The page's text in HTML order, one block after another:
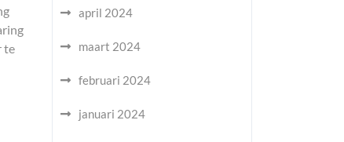
te
april 2024
maart 2024
februari 2024
januari 2024